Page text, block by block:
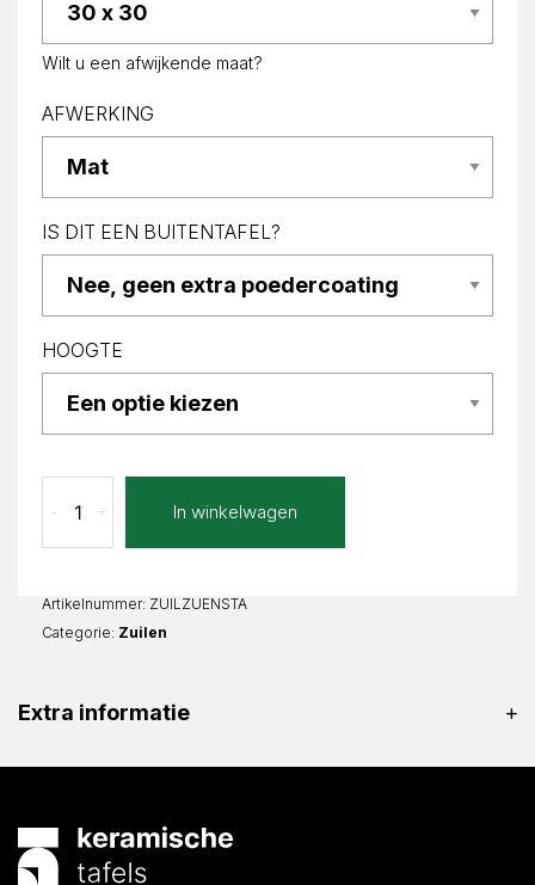
Wilt u een afwijkende maat?
AFWERKING
IS DIT EEN BUITENTAFEL?
HOOGTE
Zuil
enkel
aantal
+
- In winkelwagen
Artikelnummer: ZUILZUENSTA
Categorie: Zuilen
Extra informatie